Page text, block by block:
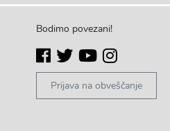
Bodimo povezani!
Prijava na obveščanje